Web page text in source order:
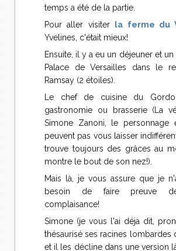
temps a été de la partie.
Pour aller visiter
la ferme du
Yvelines, c'était mieux!
Ensuite, il y a eu un déjeuner et un
Palace de Versailles dans le
Ramsay (2 étoiles).
Le chef de cuisine du
gastronomie ou brasserie (La
Simone Zanoni, le personnage
peuvent pas vous laisser
trouve toujours des grâces au
montre le bout de son nez!).
Mais là, je vous assure que je
besoin de faire preuve
complaisance!
Simone (je vous l'ai déjà dit,
thésaurisé ses racines lombardes
et il les décline dans une version